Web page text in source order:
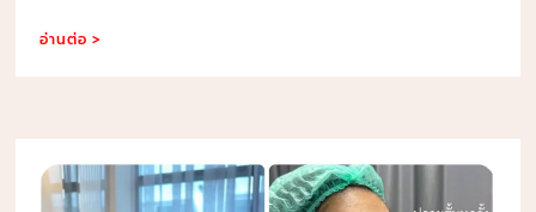
อ่านต่อ >